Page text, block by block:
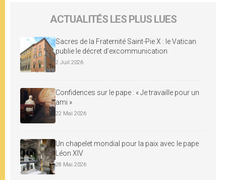
ACTUALITÉS LES PLUS LUES
Sacres de la Fraternité Saint-Pie X : le Vatican
publie le décret d’excommunication
2 Juil 2026
Confidences sur le pape : « Je travaille pour un
ami »
22 Mai 2026
Un chapelet mondial pour la paix avec le pape
Léon XIV
28 Mai 2026